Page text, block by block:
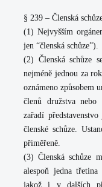
§ 239 – Členská
(1) Nejvyšším
jen “členská schůze”).
(2) Členská schůze
nejméně jednou za
oznámeno způsobem
členů družstva
zařadí
členské schůze.
přiměřeně.
(3) Členská schůze
alespoň jedna
jakož i v dalších